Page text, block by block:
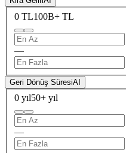
0 TL100B+ TL
—
Geri Dönüş SüresiAI
0 yıl50+ yıl
—